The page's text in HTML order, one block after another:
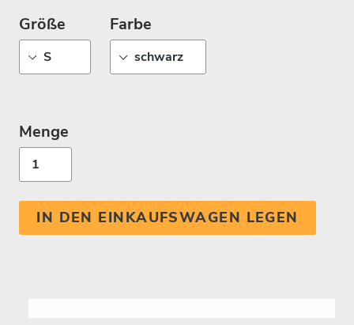
Größe Farbe
Menge
IN DEN EINKAUFSWAGEN LEGEN